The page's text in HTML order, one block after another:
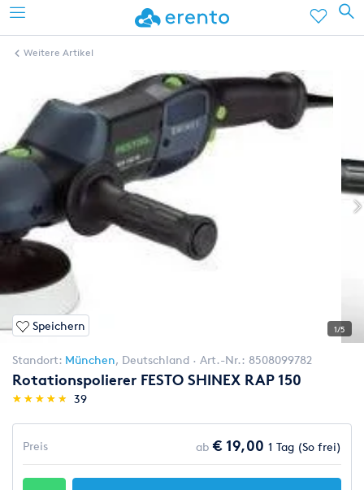
Weitere Artikel
Speichern 1/5
Standort: München, Deutschland Art.-Nr.: 8508099782
Rotationspolierer FESTO SHINEX RAP 150
(*)
★
★
(*)★
★
(*) ★
★
(*) ★
★
(*) ★
★ 39
Preis ab € 19,00 1 Tag (So frei)